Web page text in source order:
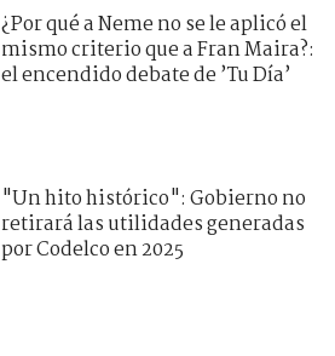
¿Por qué a Neme no se le aplicó el
mismo criterio que a Fran Maira?:
el encendido debate de ’Tu Día’
"Un hito histórico": Gobierno no
retirará las utilidades generadas
por Codelco en 2025